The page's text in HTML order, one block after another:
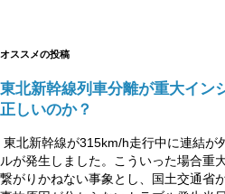
オススメの投稿
東北新幹線列車分離が重大イン
正しいのか？
東北新幹線が315km/h走行中に連結が
ルが発生しました。こういった場合重
繋がりかねない事象とし、国土交通省